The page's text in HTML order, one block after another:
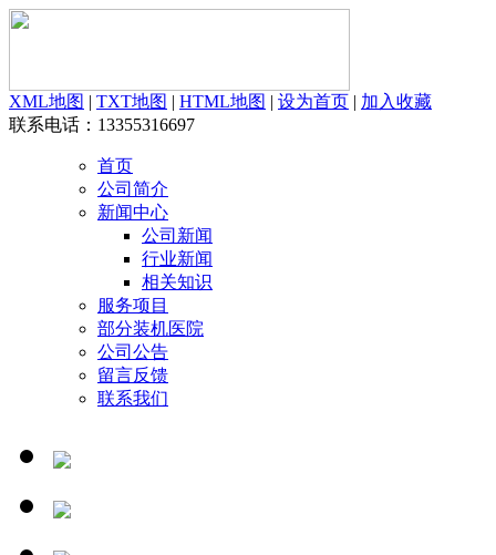
XML地图 | TXT地图 | HTML地图 | 设为首页 | 加入收藏
联系电话：13355316697
首页
公司简介
新闻中心
公司新闻
行业新闻
相关知识
服务项目
部分装机医院
公司公告
留言反馈
联系我们